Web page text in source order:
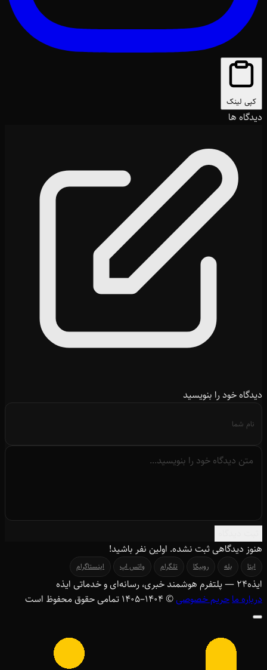
کپی لینک
دیدگاه ها
دیدگاه خود را بنویسید
هنوز دیدگاهی ثبت نشده. اولین نفر باشید!
ایتا بله روبیکا تلگرام واتس اپ اینستاگرام
ایذه۲۴ — پلتفرم هوشمند خبری، رسانه‌ای و خدماتی ایذه
درباره ماحریم خصوصی© ۱۴۰۴–1405 تمامی حقوق محفوظ است